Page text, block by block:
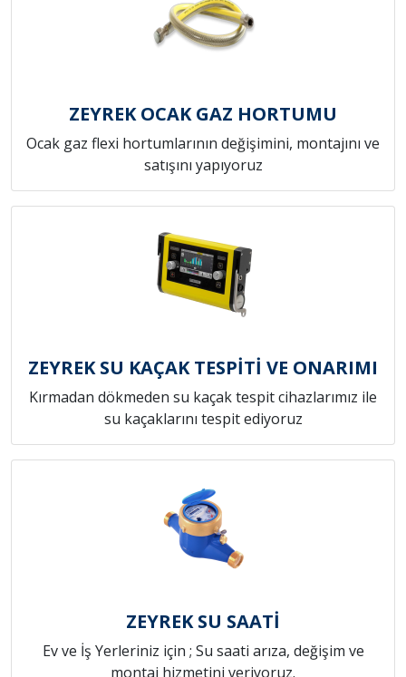
ZEYREK OCAK GAZ HORTUMU
Ocak gaz flexi hortumlarının değişimini, montajını ve
satışını yapıyoruz
ZEYREK SU KAÇAK TESPİTİ VE ONARIMI
Kırmadan dökmeden su kaçak tespit cihazlarımız ile
su kaçaklarını tespit ediyoruz
ZEYREK SU SAATİ
Ev ve İş Yerleriniz için ; Su saati arıza, değişim ve
montaj hizmetini veriyoruz.